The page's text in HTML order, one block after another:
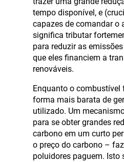
tempo disponível, e
capazes de comandar o
significa tributar
para reduzir as
que eles financiem a
renováveis.
Enquanto o
forma mais barata de
utilizado. Um
para se obter grandes
carbono em um curto
o preço do carbono –
poluidores paguem. Isto